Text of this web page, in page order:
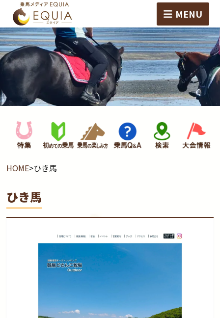
MENU
HOME>ひき馬
ひき馬